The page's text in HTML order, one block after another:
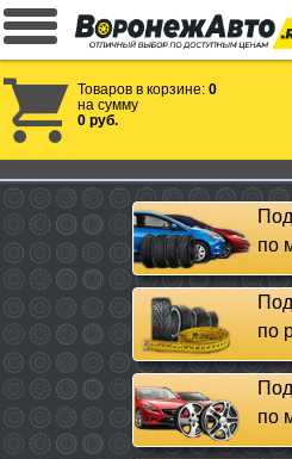
Товаров в корзине: 0
на сумму
0 руб.
по
по
по